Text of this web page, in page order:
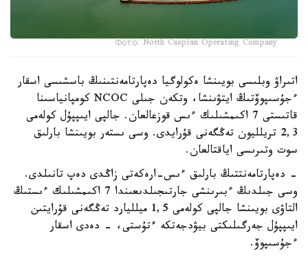
Фото: North Caspian Operating Company
اتىراۋ وبلىسى بويىنشا ەكولوگيا دەپارتامەنتىنىڭ باسشىسى اسقار
ءجۇسىپوۆتىڭ ايتۋىنشا، وتكەن جىلى NCOC كومپانياسىنا
قاتىستى 7 اكىمشىلىك ءىس قوزعالعان. جالپى ايىپپۇل كولەمى
2,3 تريلليون تەڭگەنى قۇرايدى. وسى ىستەر بويىنشا بارلىق
سوت وتىرىسى اياقتالعان.
- دەپارتامەنتتىڭ بارلىق ءىس-ارەكەتى زاڭدى دەپ تانىلدى.
وسى جىلدىڭ ءبىرىنشى جارتىجىلدىعىندا 7 اكىمشىلىك ءىستىڭ
التاۋى بويىنشا جالپى كولەمى 1,5 ميلليارد تەڭگەنى قۇرايتىن
ايىپپۇل جەرگىلىكتى بيۋدجەتكە ءتۇستى، - دەدى اسقار
ءجۇسىپوۆ.